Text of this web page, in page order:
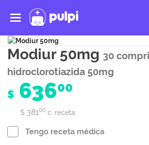
Toggle
navigation
Modiur 50mg 30
hidroclorotiazida 50mg
$ 63600
$ 38100 c. receta
Tengo receta médica